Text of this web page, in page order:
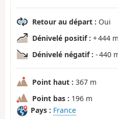
Retour au départ : Oui
Dénivelé positif : + 444 m
Dénivelé négatif : - 440
Point haut : 367 m
Point bas : 196 m
Pays : France